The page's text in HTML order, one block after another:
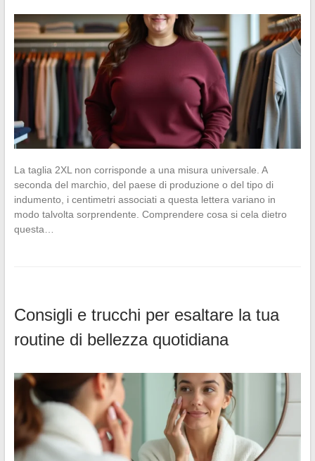
La taglia 2XL non corrisponde a una misura universale. A
seconda del marchio, del paese di produzione o del tipo di
indumento, i centimetri associati a questa lettera variano in
modo talvolta sorprendente. Comprendere cosa si cela dietro
questa…
Consigli e trucchi per esaltare la tua
routine di bellezza quotidiana